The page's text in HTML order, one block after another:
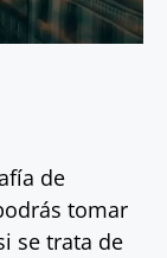
de
tomar
se trata de